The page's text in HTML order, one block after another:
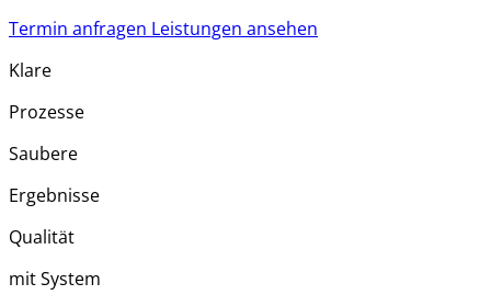
Termin anfragen Leistungen ansehen
Klare
Prozesse
Saubere
Ergebnisse
Qualität
mit System